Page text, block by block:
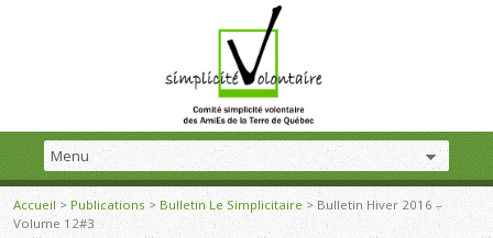
Accueil> Publications > Bulletin Le Simplicitaire>Bulletin Hiver 2016 –
Volume 12#3